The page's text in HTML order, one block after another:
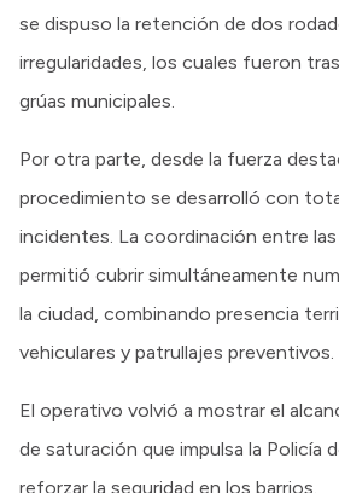
se dispuso la retención de dos
irregularidades, los cuales fueron
grúas municipales.
Por otra parte, desde la fuerza
procedimiento se desarrolló con
incidentes. La coordinación entre
permitió cubrir simultáneamente
la ciudad, combinando presencia
vehiculares y patrullajes preventivos.
El operativo volvió a mostrar el
de saturación que impulsa la Policía
reforzar la seguridad en los barrios.